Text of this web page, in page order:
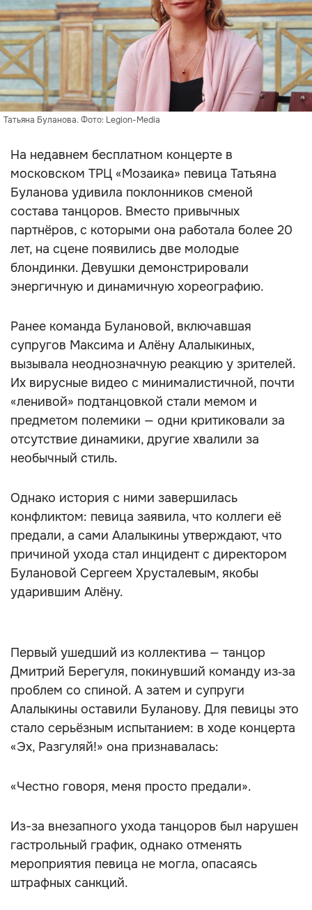
Татьяна Буланова. Фото: Legion-Media
На недавнем бесплатном концерте в
московском ТРЦ «Мозаика» певица Татьяна
Буланова удивила поклонников сменой
состава танцоров. Вместо привычных
партнёров, с которыми она работала более 20
лет, на сцене появились две молодые
блондинки. Девушки демонстрировали
энергичную и динамичную хореографию.
Ранее команда Булановой, включавшая
супругов Максима и Алёну Алалыкиных,
вызывала неоднозначную реакцию у зрителей.
Их вирусные видео с минималистичной, почти
«ленивой» подтанцовкой стали мемом и
предметом полемики — одни критиковали за
отсутствие динамики, другие хвалили за
необычный стиль.
Однако история с ними завершилась
конфликтом: певица заявила, что коллеги её
предали, а сами Алалыкины утверждают, что
причиной ухода стал инцидент с директором
Булановой Сергеем Хрусталевым, якобы
ударившим Алёну.
Первый ушедший из коллектива — танцор
Дмитрий Берегуля, покинувший команду из‑за
проблем со спиной. А затем и супруги
Алалыкины оставили Буланову. Для певицы это
стало серьёзным испытанием: в ходе концерта
«Эх, Разгуляй!» она признавалась:
«Честно говоря, меня просто предали».
Из-за внезапного ухода танцоров был нарушен
гастрольный график, однако отменять
мероприятия певица не могла, опасаясь
штрафных санкций.